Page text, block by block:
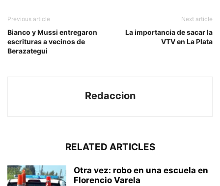
Previous article
Bianco y Mussi entregaron
escrituras a vecinos de
Berazategui
Next article
La importancia de sacar la
VTV en La Plata
Redaccion
RELATED ARTICLES
Otra vez: robo en una escuela en
Florencio Varela